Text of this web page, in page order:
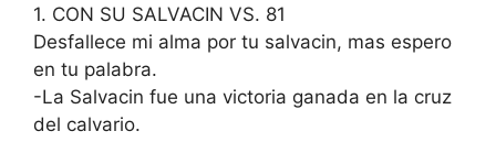
1. CON SU SALVACIN VS. 81
Desfallece mi alma por tu salvacin, mas espero
en tu palabra.
-La Salvacin fue una victoria ganada en la cruz
del calvario.